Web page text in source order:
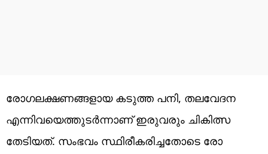
രോഗലക്ഷണങ്ങളായ കടുത്ത പനി, തലവേദന
എന്നിവയെത്തുടർന്നാണ് ഇരുവരും ചികിത്സ
തേടിയത്. സംഭവം സ്ഥിരീകരിച്ചതോടെ രോ​